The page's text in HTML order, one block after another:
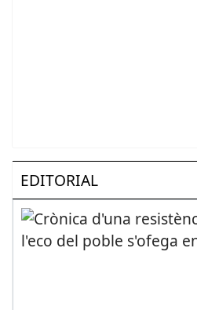
EDITORIAL